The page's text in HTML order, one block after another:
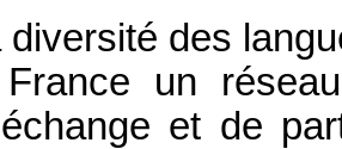
diversité des
un
et de